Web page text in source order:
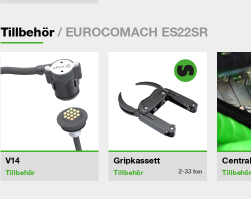
Tillbehör/ EUROCOMACH ES22SR
V14
Tillbehör
Gripkassett
Tillbehör 2-33ton Tillbehör